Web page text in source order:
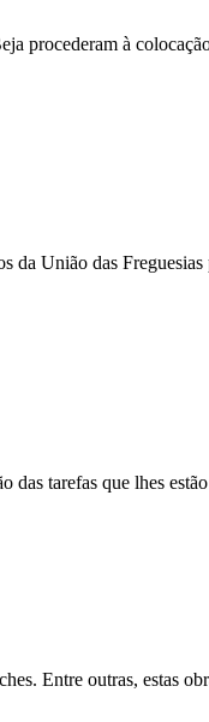
procederam à
União das
das tarefas que lhes
Entre outras, estas